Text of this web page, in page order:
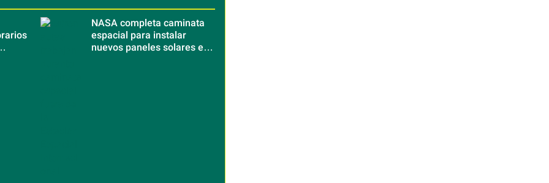
NASA completa caminata
espacial para instalar
nuevos paneles solares en